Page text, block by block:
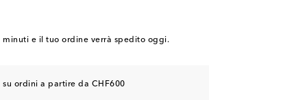
minuti e il tuo ordine verrà spedito oggi.
ordini a partire da CHF600